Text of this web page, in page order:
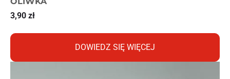
3,90 zł
DOWIEDZ SIĘ WIĘCEJ